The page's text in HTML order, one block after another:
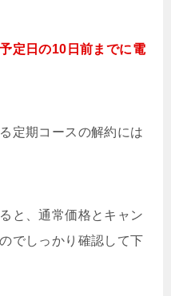
定日の10日前までに電
定期コースの解約には
と、通常価格とキャン
でしっかり確認して下